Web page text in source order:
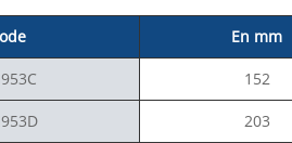
En mm
152
203